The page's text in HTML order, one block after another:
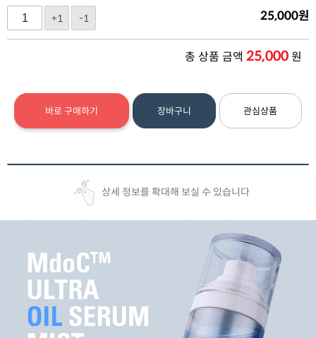
+1
-1 25,000원
총 상품 금액 25,000원
바로 구매하기 장바구니 관심상품
상세 정보를 확대해 보실 수 있습니다